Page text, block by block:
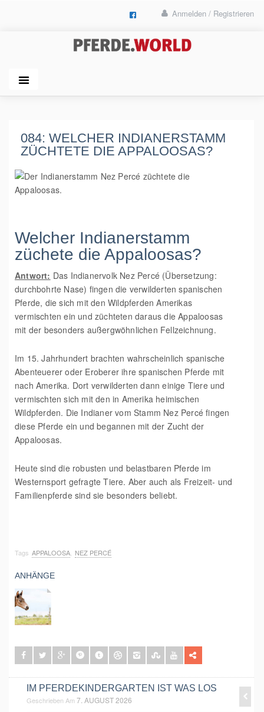
Anmelden / Registrieren
084: WELCHER INDIANERSTAMM
ZÜCHTETE DIE APPALOOSAS?
Welcher Indianerstamm
züchete die Appaloosas?
Antwort: Das Indianervolk Nez Percé (Übersetzung:
durchbohrte Nase) fingen die verwilderten spanischen
Pferde, die sich mit den Wildpferden Amerikas
vermischten ein und züchteten daraus die Appaloosas
mit der besonders außergwöhnlichen Fellzeichnung.
Im 15. Jahrhundert brachten wahrscheinlich spanische
Abenteuerer oder Eroberer ihre spanischen Pferde mit
nach Amerika. Dort verwilderten dann einige Tiere und
vermischten sich mit den in Amerika heimischen
Wildpferden. Die Indianer vom Stamm Nez Percé fingen
diese Pferde ein und begannen mit der Zucht der
Appaloosas.
Heute sind die robusten und belastbaren Pferde im
Westernsport gefragte Tiere. Aber auch als Freizeit- und
Familienpferde sind sie besonders beliebt.
Tags APPALOOSA NEZ PERCÉ
ANHÄNGE
IM PFERDEKINDERGARTEN IST WAS LOS
Geschrieben Am 7. AUGUST 2026